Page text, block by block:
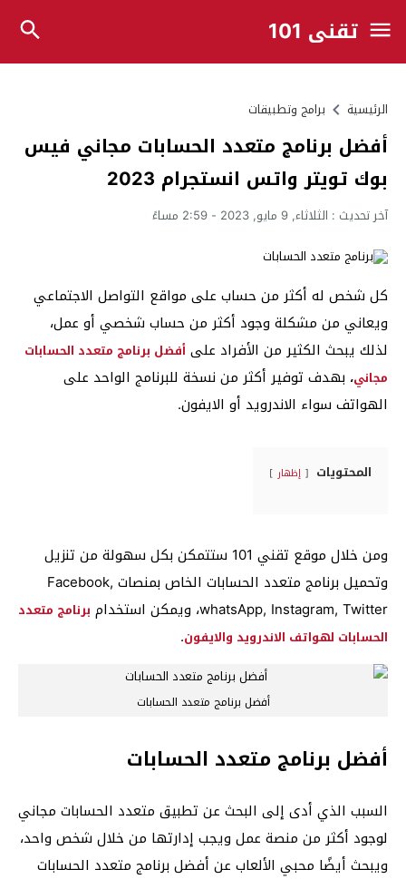
تقني 101
الرئيسية برامج وتطبيقات
أفضل برنامج متعدد الحسابات مجاني فيس
بوك تويتر واتس انستجرام 2023
آخر تحديث : الثلاثاء, 9 مايو, 2023 - 2:59 مساءً
كل شخص له أكثر من حساب على مواقع التواصل الاجتماعي
ويعاني من مشكلة وجود أكثر من حساب شخصي أو عمل،
لذلك يبحث الكثير من الأفراد على أفضل برنامج متعدد الحسابات
مجاني، بهدف توفير أكثر من نسخة للبرنامج الواحد على
الهواتف سواء الاندرويد أو الايفون.
المحتويات إظهار
ومن خلال موقع تقني 101 ستتمكن بكل سهولة من تنزيل
وتحميل برنامج متعدد الحسابات الخاص بمنصات Facebook,
whatsApp, Instagram, Twitter، ويمكن استخدام
برنامج متعدد
الحسابات لهواتف الاندرويد والايفون.
أفضل برنامج متعدد الحسابات
أفضل برنامج متعدد الحسابات
السبب الذي أدى إلى البحث عن تطبيق متعدد الحسابات مجاني
لوجود أكثر من منصة عمل ويجب إدارتها من خلال شخص واحد،
ويبحث أيضًا محبي الألعاب عن أفضل برنامج متعدد الحسابات